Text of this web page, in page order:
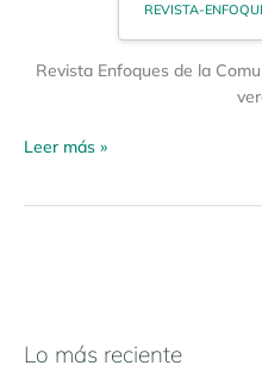
REVISTA-
Revista Enfoques de la
Leer más »
Lo más reciente
N